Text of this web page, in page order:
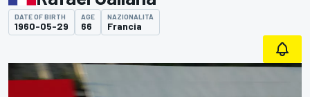
DATE OF BIRTH
1960-05-29
AGE
66
NAZIONALITÀ
Francia